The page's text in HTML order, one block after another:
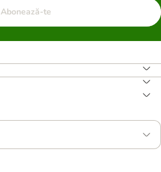
Abonează-te